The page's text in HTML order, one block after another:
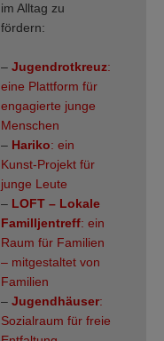
im Alltag zu
fördern:
– Jugendrotkreuz:
eine Plattform für
engagierte junge
Menschen
– Hariko: ein
Kunst-Projekt für
junge Leute
– LOFT – Lokale
Familljentreff: ein
Raum für Familien
– mitgestaltet von
Familien
– Jugendhäuser:
Sozialraum für freie